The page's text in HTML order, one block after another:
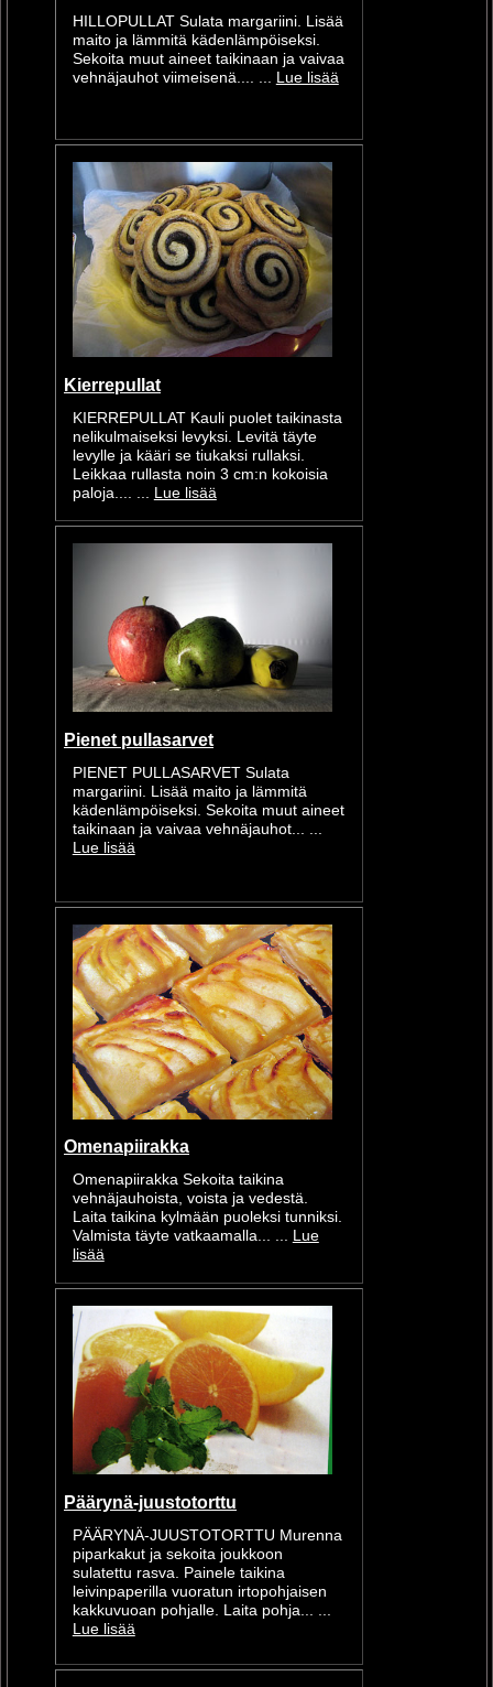
HILLOPULLAT Sulata margariini. Lisää
maito ja lämmitä kädenlämpöiseksi.
Sekoita muut aineet taikinaan ja vaivaa
vehnäjauhot viimeisenä.... ... Lue lisää
Kierrepullat
KIERREPULLAT Kauli puolet taikinasta
nelikulmaiseksi levyksi. Levitä täyte
levylle ja kääri se tiukaksi rullaksi.
Leikkaa rullasta noin 3 cm:n kokoisia
paloja.... ... Lue lisää
Pienet pullasarvet
PIENET PULLASARVET Sulata
margariini. Lisää maito ja lämmitä
kädenlämpöiseksi. Sekoita muut aineet
taikinaan ja vaivaa vehnäjauhot... ...
Lue lisää
Omenapiirakka
Omenapiirakka Sekoita taikina
vehnäjauhoista, voista ja vedestä.
Laita taikina kylmään puoleksi tunniksi.
Valmista täyte vatkaamalla... ... Lue
lisää
Päärynä-juustotorttu
PÄÄRYNÄ-JUUSTOTORTTU Murenna
piparkakut ja sekoita joukkoon
sulatettu rasva. Painele taikina
leivinpaperilla vuoratun irtopohjaisen
kakkuvuoan pohjalle. Laita pohja... ...
Lue lisää